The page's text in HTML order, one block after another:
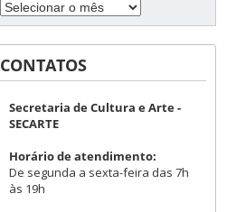
CONTATOS
Secretaria de Cultura e Arte -
SECARTE
Horário de atendimento:
De segunda a sexta-feira das 7h
às 19h